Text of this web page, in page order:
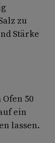
zu
Stärke
50
ein
lassen.